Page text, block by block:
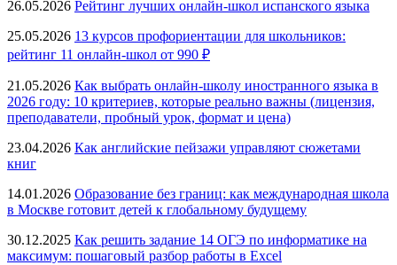
26.05.2026 Рейтинг лучших онлайн-школ испанского языка
25.05.2026 13 курсов профориентации для школьников:
рейтинг 11 онлайн-школ от 990 ₽
21.05.2026 Как выбрать онлайн-школу иностранного языка в
2026 году: 10 критериев, которые реально важны (лицензия,
преподаватели, пробный урок, формат и цена)
23.04.2026 Как английские пейзажи управляют сюжетами
книг
14.01.2026 Образование без границ: как международная школа
в Москве готовит детей к глобальному будущему
30.12.2025 Как решить задание 14 ОГЭ по информатике на
максимум: пошаговый разбор работы в Excel